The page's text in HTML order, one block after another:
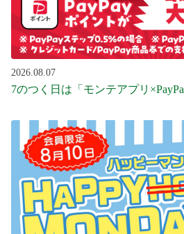
2026.08.07
7のつく日は「モンテアプリ